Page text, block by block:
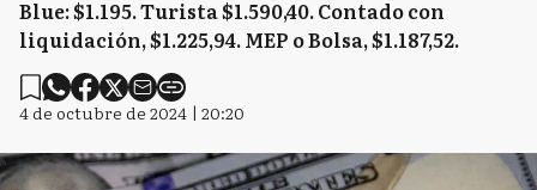
Blue: $1.195. Turista $1.590,40. Contado con
liquidación, $1.225,94. MEP o Bolsa, $1.187,52.
4 de octubre de 2024 | 20:20